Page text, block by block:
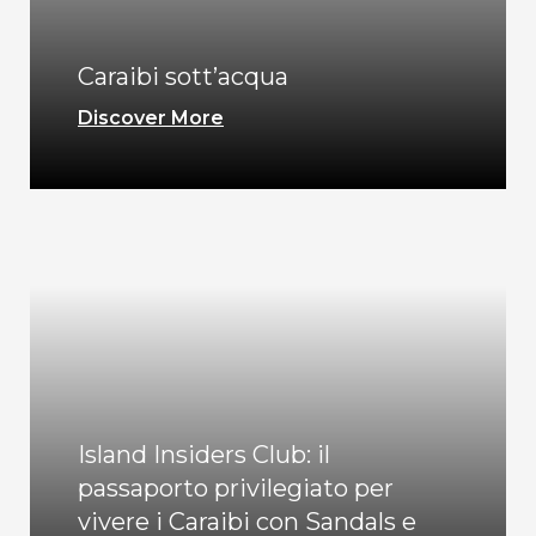
Caraibi sott’acqua
Discover More
Island Insiders Club: il
passaporto privilegiato per
vivere i Caraibi con Sandals e